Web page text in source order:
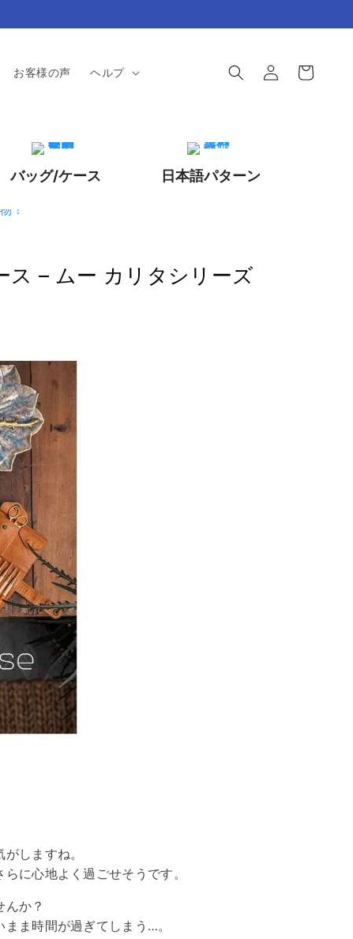
お客様の声 ヘルプ
グ
イ
ー
バッグ/ケース 日本語パターン
ス – ムー カリタシリーズ
しますね。
に心地よく過ごせそうです。
か？
ま時間が過ぎてしまう…。